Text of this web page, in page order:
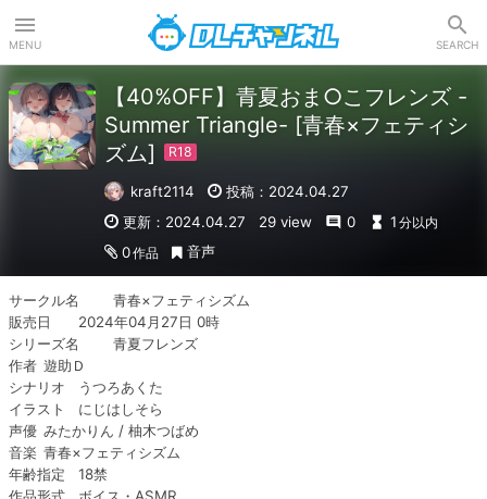
MENU SEARCH
【40%OFF】青夏おま○こフレンズ -
Summer Triangle- [青春×フェティシ
ズム]
kraft2114
投稿：2024.04.27
更新：2024.04.27
29 view 0 1 分以内
0作品 音声
サークル名	青春×フェティシズム
販売日	2024年04月27日 0時
シリーズ名	青夏フレンズ
作者	遊助Ｄ
シナリオ	うつろあくた
イラスト	にじはしそら
声優	みたかりん / 柚木つばめ
音楽	青春×フェティシズム
年齢指定	18禁